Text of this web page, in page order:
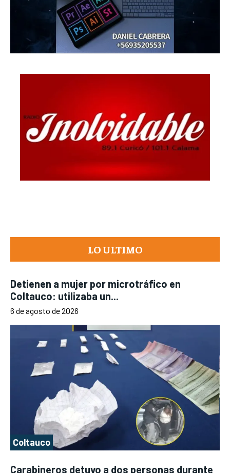
LO ULTIMO
Detienen a mujer por microtráfico en
Coltauco: utilizaba un...
6 de agosto de 2026
Coltauco
Carabineros detuvo a dos personas durante